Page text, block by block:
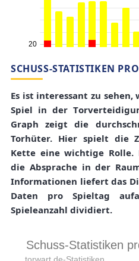
SCHUSS-STATISTIKEN
Es ist interessant zu
Spiel in der
Graph zeigt die
Torhüter. Hier spielt die
Kette eine wichtige Rolle.
die Absprache in der
Informationen liefert das
Daten pro Spieltag
Spieleanzahl dividiert.